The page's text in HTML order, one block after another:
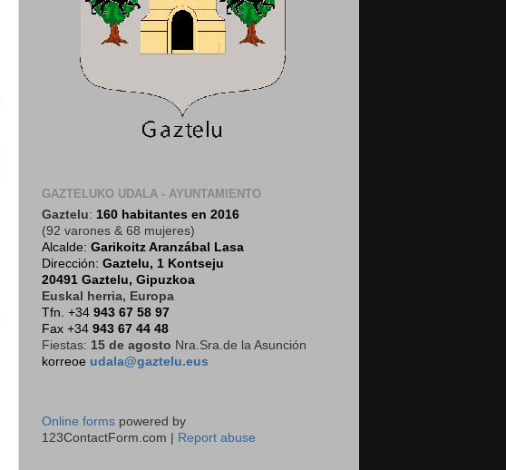
GAZTELUKO UDALA - AYUNTAMIENTO
Gaztelu: 160 habitantes en 2016
(92 varones & 68 mujeres)
Alcalde: Garikoitz Aranzábal Lasa
Dirección: Gaztelu, 1 Kontseju
20491 Gaztelu, Gipuzkoa
Euskal herria, Europa
Tfn. +34 943 67 58 97
Fax +34 943 67 44 48
Fiestas: 15 de agosto Nra.Sra.de la Asunción
korreoe udala@gaztelu.eus
Online forms powered by
123ContactForm.com |
Report abuse